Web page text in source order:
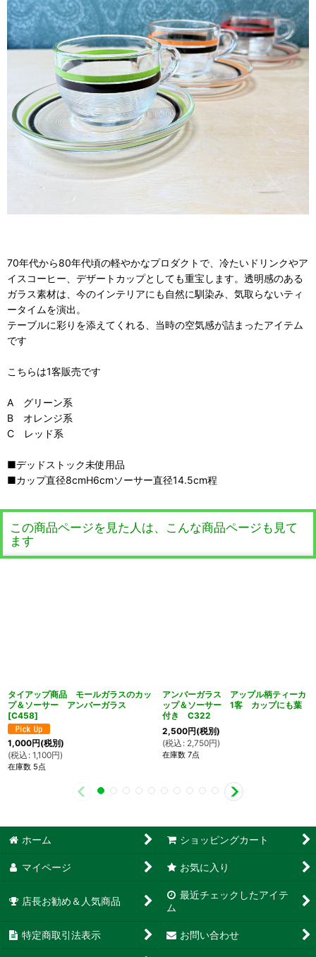
70年代から80年代頃の軽やかなプロダクトで、冷たいドリンクやア
イスコーヒー、デザートカップとしても重宝します。透明感のある
ガラス素材は、今のインテリアにも自然に馴染み、気取らないティ
ータイムを演出。
テーブルに彩りを添えてくれる、当時の空気感が詰まったアイテム
です
こちらは1客販売です
A グリーン系
B オレンジ系
C レッド系
■デッドストック未使用品
■カップ直径8cmH6cmソーサー直径14.5cm程
この商品ページを見た人は、こんな商品ページも見て
ます
タイアップ商品 モールガラスのカッ
プ＆ソーサー アンバーガラス
[C458]
1,000円(税別)
(税込 : 1,100円)
在庫数 5点
アンバーガラス アップル柄ティーカ
ップ＆ソーサー 1客 カップにも葉
付き C322
2,500円(税別)
(税込 : 2,750円)
在庫数 7点
ホーム ショッピングカート
マイページ お気に入り
店長お勧め＆人気商品
最近チェックしたアイテ
ム
特定商取引法表示 お問い合わせ